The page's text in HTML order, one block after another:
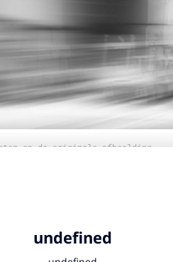
op de originele afbeelding